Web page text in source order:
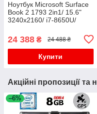
Ноутбук Microsoft Surface
Book 2 1793 2in1/ 15.6"
3240x2160/ i7-8650U/
GTX 1060 6GB 6GB
24 388 ₴ 24 488 ₴
Купити
Акційні пропозиції та
–6%